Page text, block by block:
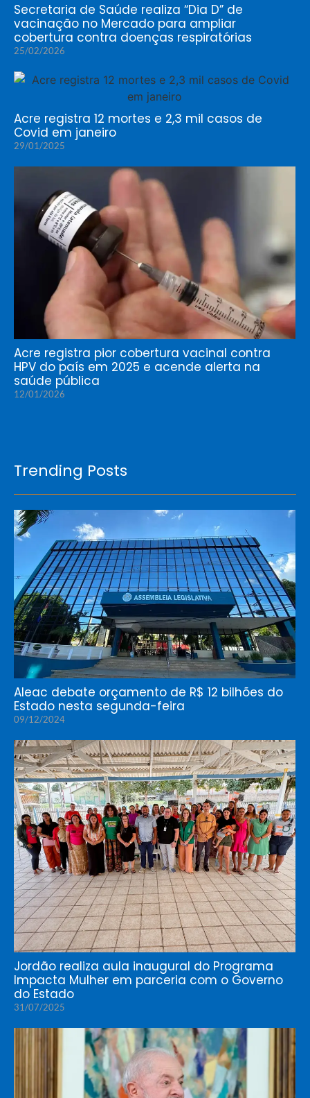
Secretaria de Saúde realiza “Dia D” de
vacinação no Mercado para ampliar
cobertura contra doenças respiratórias
25/02/2026
Acre registra 12 mortes e 2,3 mil casos de
Covid em janeiro
29/01/2025
Acre registra pior cobertura vacinal contra
HPV do país em 2025 e acende alerta na
saúde pública
12/01/2026
Trending Posts
Aleac debate orçamento de R$ 12 bilhões do
Estado nesta segunda-feira
09/12/2024
Jordão realiza aula inaugural do Programa
Impacta Mulher em parceria com o Governo
do Estado
31/07/2025